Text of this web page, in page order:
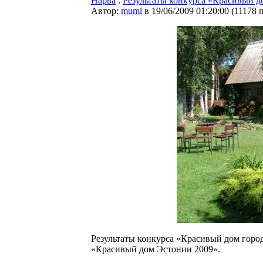
Автор: mumi в 19/06/2009 01:20:00 (11178
Результаты конкурса «Красивый дом
«Красивый дом Эстонии 2009».